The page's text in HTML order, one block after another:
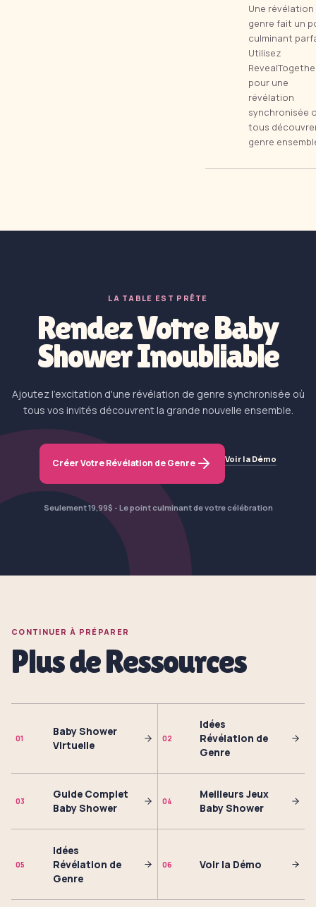
Une révélation
genre fait un
culminant
Utilisez
pour une
révélation
synchronisée
tous
genre
LA TABLE EST PRÊTE
Rendez Votre Baby
Shower Inoubliable
Ajoutez l'excitation d'une révélation de genre synchronisée où
tous vos invités découvrent la grande nouvelle ensemble.
Créer Votre Révélation de Genre Voir la Démo
Seulement 19,99$ - Le point culminant de votre célébration
CONTINUER À PRÉPARER
Plus de Ressources
01
Baby Shower
Virtuelle
02
Idées
Révélation de
Genre
03
Guide Complet
Baby Shower
04
Meilleurs Jeux
Baby Shower
05
Idées
Révélation de
Genre
06 Voir la Démo